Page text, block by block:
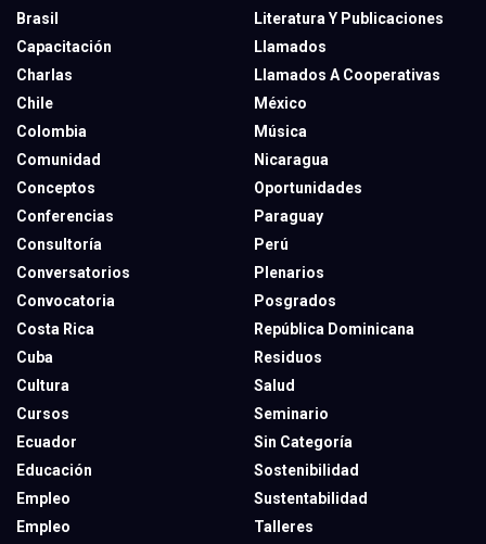
Brasil
Capacitación
Charlas
Chile
Colombia
Comunidad
Conceptos
Conferencias
Consultoría
Conversatorios
Convocatoria
Costa Rica
Cuba
Cultura
Cursos
Ecuador
Educación
Empleo
Empleo
Literatura Y Publicaciones
Llamados
Llamados A Cooperativas
México
Música
Nicaragua
Oportunidades
Paraguay
Perú
Plenarios
Posgrados
República Dominicana
Residuos
Salud
Seminario
Sin Categoría
Sostenibilidad
Sustentabilidad
Talleres